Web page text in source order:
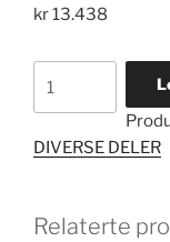
kr13.438
GREEN
DIVERSE DELER
Relaterte